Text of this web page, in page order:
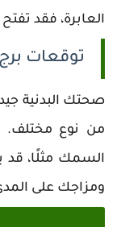
العابرة، فقد
توقعات
صحتك البدنية
من نوع مختلف.
السمك مثلًا، قد
ومزاجك على